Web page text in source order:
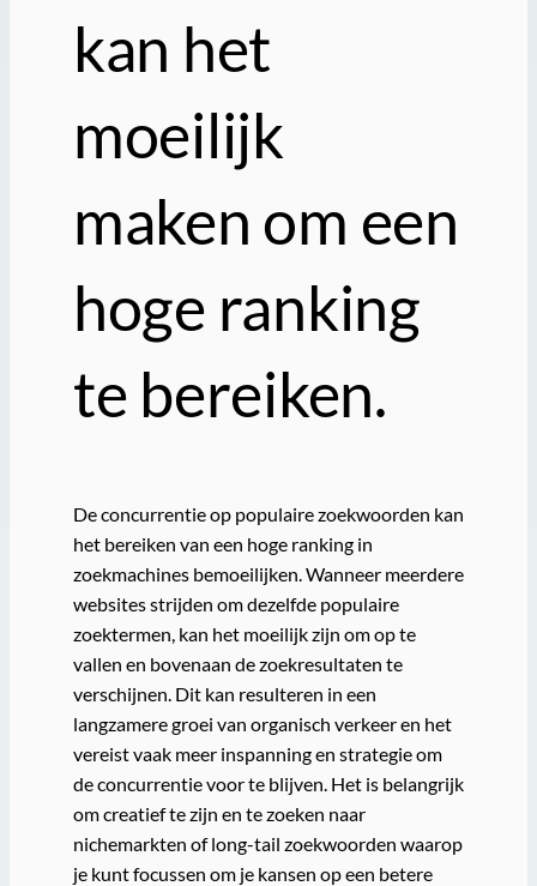
kan het
moeilijk
maken om een
hoge ranking
te bereiken.
De concurrentie op populaire zoekwoorden kan
het bereiken van een hoge ranking in
zoekmachines bemoeilijken. Wanneer meerdere
websites strijden om dezelfde populaire
zoektermen, kan het moeilijk zijn om op te
vallen en bovenaan de zoekresultaten te
verschijnen. Dit kan resulteren in een
langzamere groei van organisch verkeer en het
vereist vaak meer inspanning en strategie om
de concurrentie voor te blijven. Het is belangrijk
om creatief te zijn en te zoeken naar
nichemarkten of long-tail zoekwoorden waarop
je kunt focussen om je kansen op een betere